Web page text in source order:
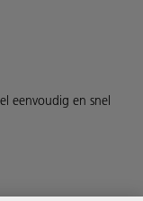
eenvoudig en snel